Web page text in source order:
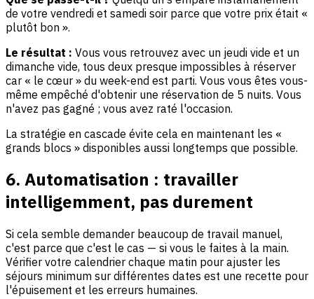
de votre vendredi et samedi soir parce que votre prix était «
plutôt bon ».
Le résultat : Vous vous retrouvez avec un jeudi vide et un
dimanche vide, tous deux presque impossibles à réserver
car « le cœur » du week-end est parti. Vous vous êtes vous-
même empêché d'obtenir une réservation de 5 nuits. Vous
n'avez pas gagné ; vous avez raté l'occasion.
La stratégie en cascade évite cela en maintenant les «
grands blocs » disponibles aussi longtemps que possible.
6. Automatisation : travailler
intelligemment, pas durement
Si cela semble demander beaucoup de travail manuel,
c'est parce que c'est le cas — si vous le faites à la main.
Vérifier votre calendrier chaque matin pour ajuster les
séjours minimum sur différentes dates est une recette pour
l'épuisement et les erreurs humaines.